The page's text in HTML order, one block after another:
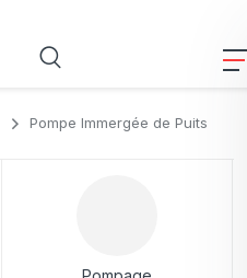
Pompe Immergée de Puits